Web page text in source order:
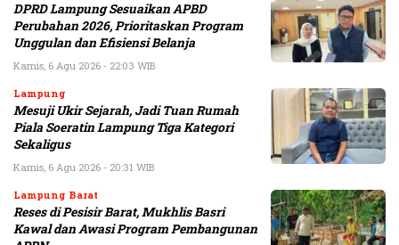
DPRD Lampung Sesuaikan APBD
Perubahan 2026, Prioritaskan Program
Unggulan dan Efisiensi Belanja
Kamis, 6 Agu 2026 - 22:03 WIB
Lampung
Mesuji Ukir Sejarah, Jadi Tuan Rumah
Piala Soeratin Lampung Tiga Kategori
Sekaligus
Kamis, 6 Agu 2026 - 20:31 WIB
Lampung Barat
Reses di Pesisir Barat, Mukhlis Basri
Kawal dan Awasi Program Pembangunan